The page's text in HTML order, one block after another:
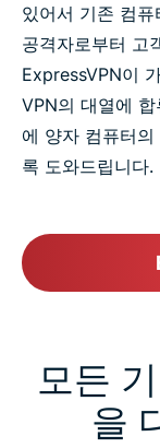
있어서 기존 컴
공격자로부터 고
ExpressVPN이
VPN의 대열에
에 양자 컴퓨터
록 도와드립니다.
모든
을